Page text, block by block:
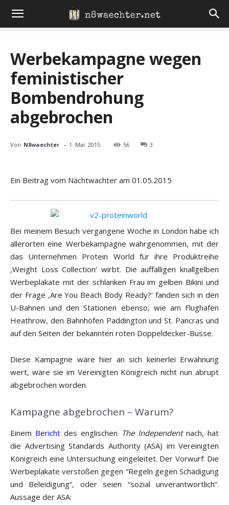
Werbekampagne wegen
feministischer
Bombendrohung
abgebrochen
Von N8waechter - 1. Mai. 2015 56 3
Ein Beitrag vom Nachtwächter am 01.05.2015
Bei meinem Besuch vergangene Woche in London habe ich
allerorten eine Werbekampagne wahrgenommen, mit der
das Unternehmen Protein World für ihre Produktreihe
‚Weight Loss Collection‘ wirbt. Die auffälligen knallgelben
Werbeplakate mit der schlanken Frau im gelben Bikini und
der Frage ‚Are You Beach Body Ready?‘ fanden sich in den
U-Bahnen und den Stationen ebenso, wie am Flughafen
Heathrow, den Bahnhöfen Paddington und St. Pancras und
auf den Seiten der bekannten roten Doppeldecker-Busse.
Diese Kampagne wäre hier an sich keinerlei Erwähnung
wert, wäre sie im Vereinigten Königreich nicht nun abrupt
abgebrochen worden.
Kampagne abgebrochen – Warum?
Einem Bericht des englischen The Independentnach, hat
die Advertising Standards Authority (ASA) im Vereinigten
Königreich eine Untersuchung eingeleitet. Der Vorwurf: Die
Werbeplakate verstoßen gegen “Regeln gegen Schädigung
und Beleidigung“, oder seien “sozial unverantwortlich“.
Aussage der ASA: